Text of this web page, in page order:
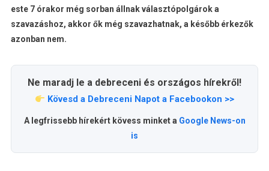
este 7 órakor még sorban állnak választópolgárok a
szavazáshoz, akkor ők még szavazhatnak, a később érkezők
azonban nem.
Ne maradj le a debreceni és országos hírekről!
Kövesd a Debreceni Napot a Facebookon >>
A legfrissebb hírekért kövess minket a Google News-on
is